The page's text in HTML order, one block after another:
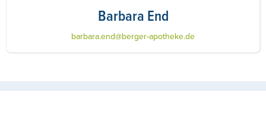
Barbara End
barbara.end@berger-apotheke.de